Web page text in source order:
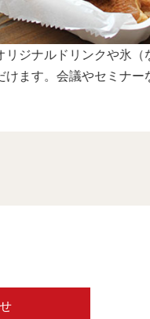
が入り込みます。